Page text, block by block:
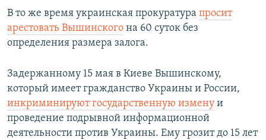
В то же время украинская прокуратура просит
арестовать Вышинского на 60 суток без
определения размера залога.
Задержанному 15 мая в Киеве Вышинскому,
который имеет гражданство Украины и России,
инкриминируют государственную измену и
проведение подрывной информационной
деятельности против Украины. Ему грозит до 15 лет